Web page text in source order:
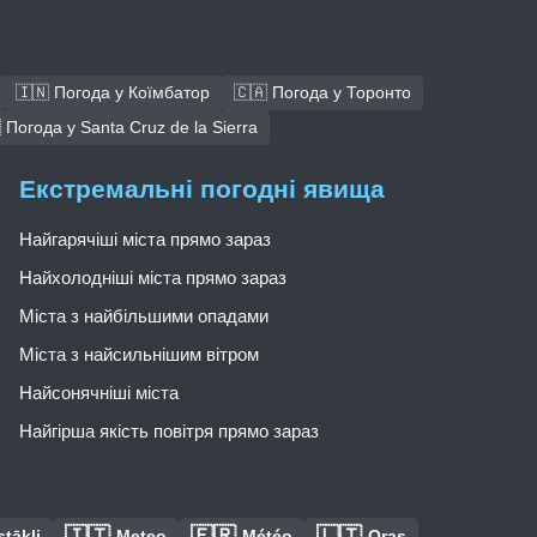
🇮🇳 Погода у Коїмбатор
🇨🇦 Погода у Торонто
у Santa Cruz de la Sierra
Екстремальні погодні явища
Найгарячіші міста прямо зараз
Найхолодніші міста прямо зараз
Міста з найбільшими опадами
Міста з найсильнішим вітром
Найсонячніші міста
Найгірша якість повітря прямо зараз